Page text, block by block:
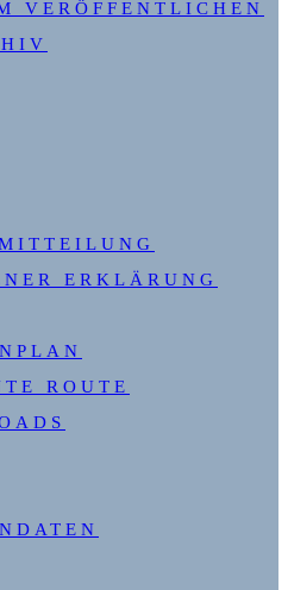
VERÖFFENTLICHEN
ERKLÄRUNG
ROUTE